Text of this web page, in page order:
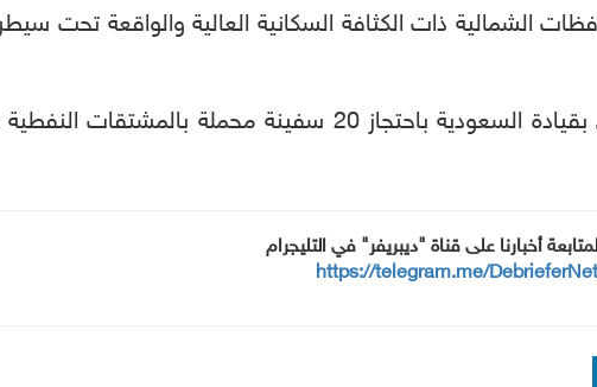
الشمالية ذات الكثافة السكانية العالية والواقعة تحت
وتتهم جماعة الحوثيين التحالف العربي بقيادة السعودية
لمتابعة أخبارنا على قناة "ديبريفر" في التليجرام
https://telegram.me/DebrieferNet